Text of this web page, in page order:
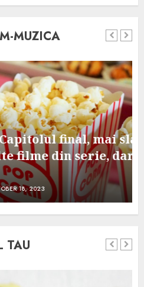
MUZICA
final, mai slab
din serie, dar
2023
TAU